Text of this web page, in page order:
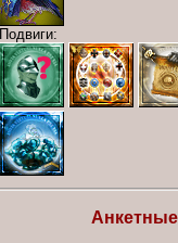
Подвиги: